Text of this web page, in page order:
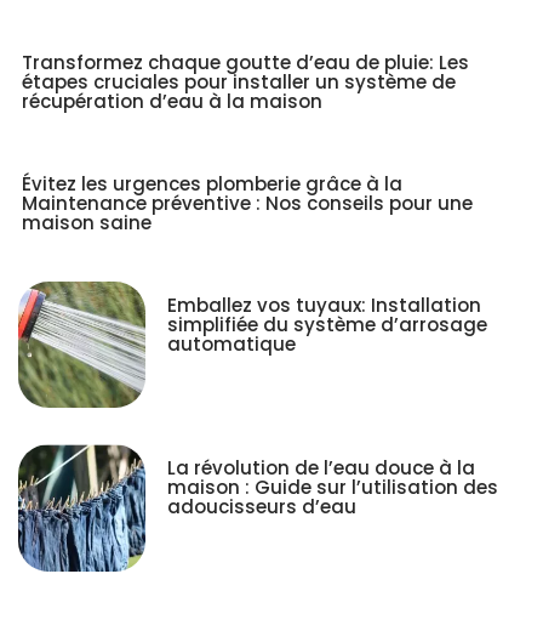
Transformez chaque goutte d’eau de pluie: Les
étapes cruciales pour installer un système de
récupération d’eau à la maison
Évitez les urgences plomberie grâce à la
Maintenance préventive : Nos conseils pour une
maison saine
Emballez vos tuyaux: Installation
simplifiée du système d’arrosage
automatique
La révolution de l’eau douce à la
maison : Guide sur l’utilisation des
adoucisseurs d’eau